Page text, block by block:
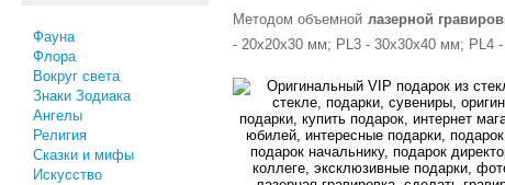
Фауна
Флора
Вокруг света
Знаки Зодиака
Ангелы
Религия
Сказки и мифы
Искусство
Методом объемной лазерной
- 20x20x30 мм; PL3 - 30x30x40 мм; PL4